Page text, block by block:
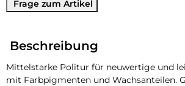
Frage zum Artikel
Beschreibung
Mittelstarke Politur für neuwertige und
mit Farbpigmenten und Wachsanteilen.